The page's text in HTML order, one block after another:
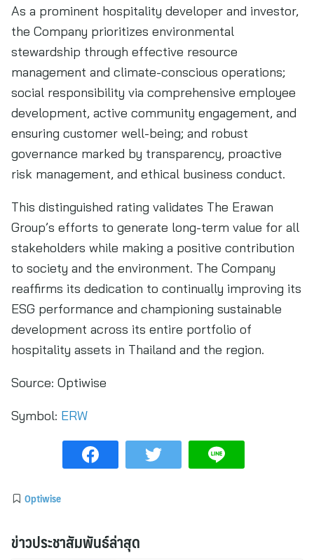
As a prominent hospitality developer and investor,
the Company prioritizes environmental
stewardship through effective resource
management and climate-conscious operations;
social responsibility via comprehensive employee
development, active community engagement, and
ensuring customer well-being; and robust
governance marked by transparency, proactive
risk management, and ethical business conduct.
This distinguished rating validates The Erawan
Group’s efforts to generate long-term value for all
stakeholders while making a positive contribution
to society and the environment. The Company
reaffirms its dedication to continually improving its
ESG performance and championing sustainable
development across its entire portfolio of
hospitality assets in Thailand and the region.
Source: Optiwise
Symbol: ERW
Optiwise
ข่าวประชาสัมพันธ์ล่าสุด